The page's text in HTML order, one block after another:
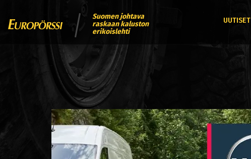
Suomen johtava
raskaan kaluston
erikoislehti
UUTISET